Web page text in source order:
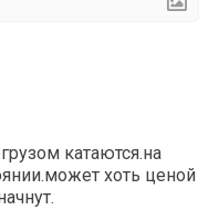
катаются.на
хоть ценой